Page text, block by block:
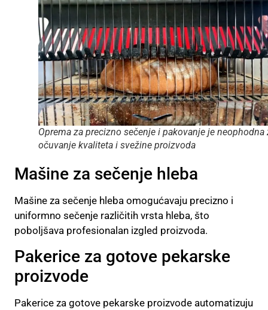
Oprema za precizno sečenje i pakovanje je neophodna
očuvanje kvaliteta i svežine proizvoda
Mašine za sečenje hleba
Mašine za sečenje hleba omogućavaju precizno i
uniformno sečenje različitih vrsta hleba, što
poboljšava profesionalan izgled proizvoda.
Pakerice za gotove pekarske
proizvode
Pakerice za gotove pekarske proizvode automatizuju